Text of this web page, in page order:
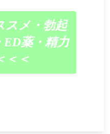
スメ・勃起
ED薬・精力
＜＜